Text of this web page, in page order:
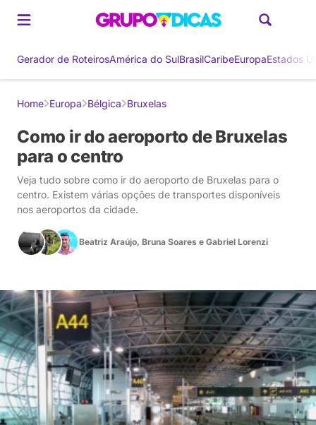
Gerador de RoteirosAmérica do SulBrasilCaribeEuropaEstados
Home Europa Bélgica Bruxelas
Como ir do aeroporto de Bruxelas
para o centro
Veja tudo sobre como ir do aeroporto de Bruxelas para o
centro. Existem várias opções de transportes disponíveis
nos aeroportos da cidade.
Beatriz Araújo, Bruna Soares e Gabriel Lorenzi